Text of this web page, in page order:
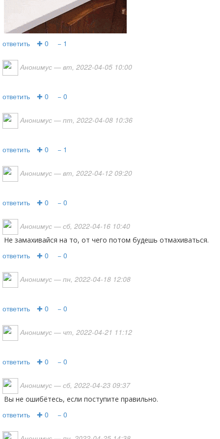
ответить ✚ 0 − 1
Анонимус — вт, 2022-04-05 10:00
ответить ✚ 0 − 0
Анонимус — пт, 2022-04-08 10:36
ответить ✚ 0 − 1
Анонимус — вт, 2022-04-12 09:20
ответить ✚ 0 − 0
Анонимус — сб, 2022-04-16 10:40
Не замахивайся на то, от чего потом будешь отмахиваться.
ответить ✚ 0 − 0
Анонимус — пн, 2022-04-18 12:08
ответить ✚ 0 − 0
Анонимус — чт, 2022-04-21 11:12
ответить ✚ 0 − 0
Анонимус — сб, 2022-04-23 09:37
Вы не ошибётесь, если поступите правильно.
ответить ✚ 0 − 0